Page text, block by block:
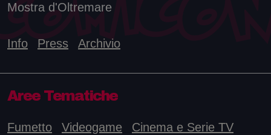
Mostra d'Oltremare
Info Press Archivio
Aree Tematiche
Fumetto Videogame
Cinema e Serie TV